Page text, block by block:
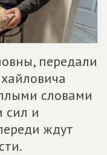
передали
словами
сил и
ждут